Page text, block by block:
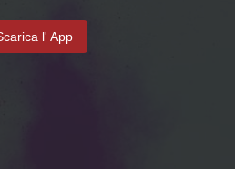
l' App